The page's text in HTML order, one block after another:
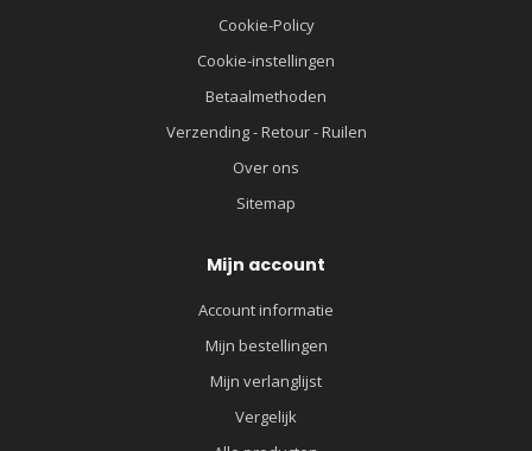
Cookie-Policy
Cookie-instellingen
Betaalmethoden
Verzending - Retour - Ruilen
Over ons
Sitemap
Mijn account
Account informatie
Mijn bestellingen
Mijn verlanglijst
Vergelijk